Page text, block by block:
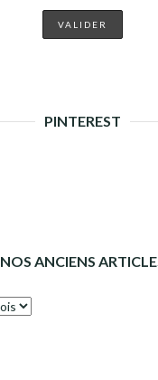
PINTEREST
NOS ANCIENS